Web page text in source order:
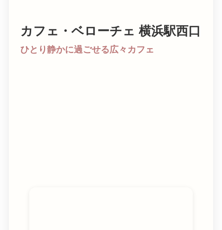
カフェ・ベローチェ 横浜駅西口
ひとり静かに過ごせる広々カフェ